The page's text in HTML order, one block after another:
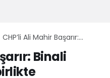
CHP’li Ali Mahir Başarır:
birlikte Paramount Otel’de
kaldı
Binali